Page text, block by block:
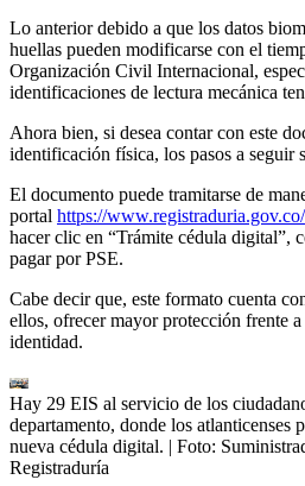
Lo anterior debido a que los datos
huellas pueden modificarse con el
Organización Civil Internacional,
identificaciones de lectura mecánica
Ahora bien, si desea contar con este
identificación física, los pasos a seguir
El documento puede tramitarse de
portal https://www.registraduria.gov.co/
hacer clic en “Trámite cédula digital”,
pagar por PSE.
Cabe decir que, este formato cuenta
ellos, ofrecer mayor protección frente
identidad.
Hay 29 EIS al servicio de los
departamento, donde los atlanticenses
nueva cédula digital. | Foto:
Registraduría